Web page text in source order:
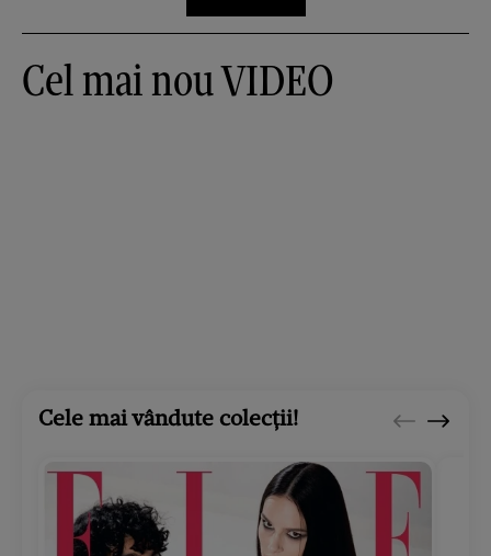
Cel mai nou VIDEO
Cele mai vândute colecții!